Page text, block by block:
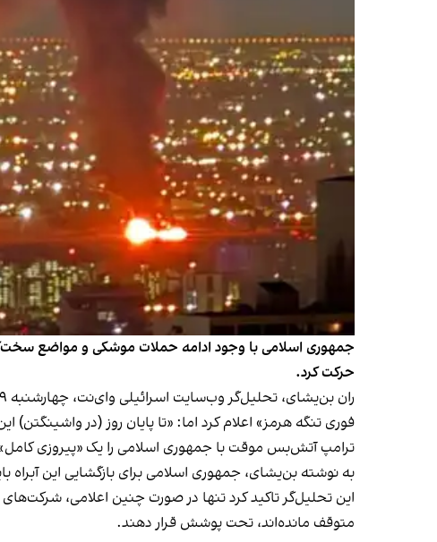
جمهوری اسلامی با وجود ادامه حملات موشکی و مواضع
حرکت کرد.
فوری تنگه هرمز» اعلام کرد اما: «تا پایان روز (در
ترامپ آتش‌بس موقت با جمهوری اسلامی را یک «پیروزی
به نوشته بن‌یشای، جمهوری اسلامی برای بازگشایی این
این تحلیل‌گر تاکید کرد تنها در صورت چنین اعلامی،
متوقف مانده‌اند، تحت پوشش قرار دهند.